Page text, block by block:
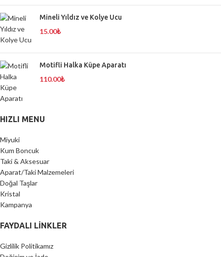
Mineli Yıldız ve Kolye Ucu
15.00₺
Motifli Halka Küpe Aparatı
110.00₺
HIZLI MENU
Miyuki
Kum Boncuk
Taki & Aksesuar
Aparat/Taki Malzemeleri
Doğal Taşlar
Kristal
Kampanya
FAYDALI LİNKLER
Gizlilik Politikamız